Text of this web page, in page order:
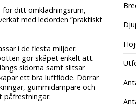
ditt omklädningsrum,
med ledorden ”praktiskt
i de flesta miljöer.
gör skåpet enkelt att
sidorna samt slitsar
ett bra luftflöde. Dörrar
gummidämpare och